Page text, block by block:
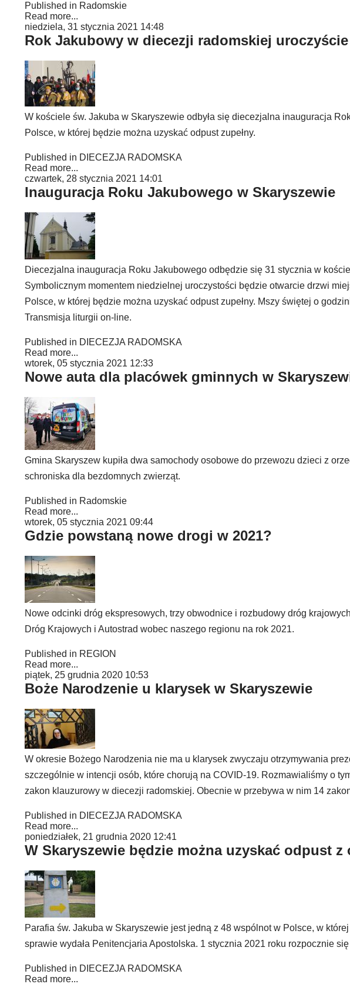
Published in Radomskie
Read more...
niedziela, 31 stycznia 2021 14:48
Rok Jakubowy w diecezji radomskiej
W kościele św. Jakuba w Skaryszewie odbyła się diecezjalna inauguracja
Polsce, w której będzie można uzyskać odpust zupełny.
Published in DIECEZJA RADOMSKA
Read more...
czwartek, 28 stycznia 2021 14:01
Inauguracja Roku Jakubowego w Skaryszewie
Diecezjalna inauguracja Roku Jakubowego odbędzie się 31 stycznia w
Symbolicznym momentem niedzielnej uroczystości będzie otwarcie drzwi
Polsce, w której będzie można uzyskać odpust zupełny. Mszy świętej o
Transmisja liturgii on-line.
Published in DIECEZJA RADOMSKA
Read more...
wtorek, 05 stycznia 2021 12:33
Nowe auta dla placówek gminnych w
Gmina Skaryszew kupiła dwa samochody osobowe do przewozu dzieci z
schroniska dla bezdomnych zwierząt.
Published in Radomskie
Read more...
wtorek, 05 stycznia 2021 09:44
Gdzie powstaną nowe drogi w 2021?
Nowe odcinki dróg ekspresowych, trzy obwodnice i rozbudowy dróg
Dróg Krajowych i Autostrad wobec naszego regionu na rok 2021.
Published in REGION
Read more...
piątek, 25 grudnia 2020 10:53
Boże Narodzenie u klarysek w Skaryszewie
W okresie Bożego Narodzenia nie ma u klarysek zwyczaju otrzymywania
szczególnie w intencji osób, które chorują na COVID-19. Rozmawialiśmy o
zakon klauzurowy w diecezji radomskiej. Obecnie w przebywa w nim 14
Published in DIECEZJA RADOMSKA
Read more...
poniedziałek, 21 grudnia 2020 12:41
W Skaryszewie będzie można uzyskać odpust
Parafia św. Jakuba w Skaryszewie jest jedną z 48 wspólnot w Polsce, w
sprawie wydała Penitencjaria Apostolska. 1 stycznia 2021 roku rozpocznie
Published in DIECEZJA RADOMSKA
Read more...